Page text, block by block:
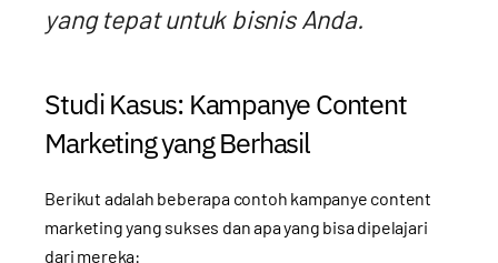
yang tepat untuk bisnis Anda.
Studi Kasus: Kampanye Content
Marketing yang Berhasil
Berikut adalah beberapa contoh kampanye content
marketing yang sukses dan apa yang bisa dipelajari
dari mereka: